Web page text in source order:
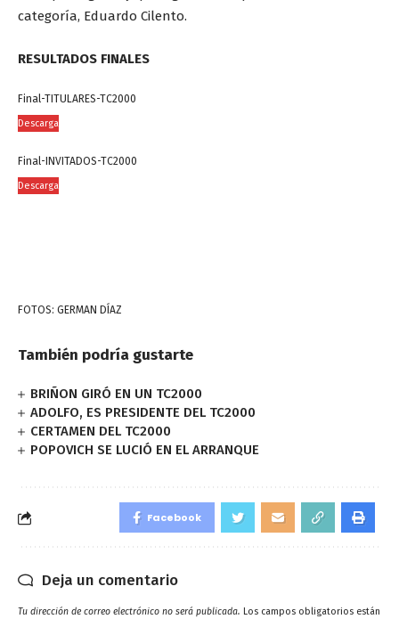
categoría, Eduardo Cilento.
RESULTADOS FINALES
Final-TITULARES-TC2000
Descarga
Final-INVITADOS-TC2000
Descarga
FOTOS: GERMAN DÍAZ
También podría gustarte
BRIÑON GIRÓ EN UN TC2000
ADOLFO, ES PRESIDENTE DEL TC2000
CERTAMEN DEL TC2000
POPOVICH SE LUCIÓ EN EL ARRANQUE
Facebook
Deja un comentario
Tu dirección de correo electrónico no será publicada. Los campos obligatorios están